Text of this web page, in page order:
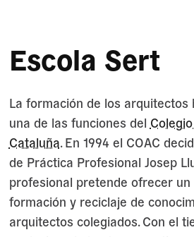
Escola Sert
La formación de los arquitectos
una de las funciones del
Cataluña. En 1994 el COAC
de Práctica Profesional Josep
profesional pretende ofrecer un
formación y reciclaje de
arquitectos colegiados. Con el